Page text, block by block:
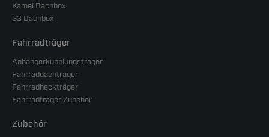
Kamei Dachbox
G3 Dachbox
Fahrradträger
Anhängerkupplungsträger
Fahrraddachträger
Fahrradheckträger
Fahrradträger Zubehör
Zubehör